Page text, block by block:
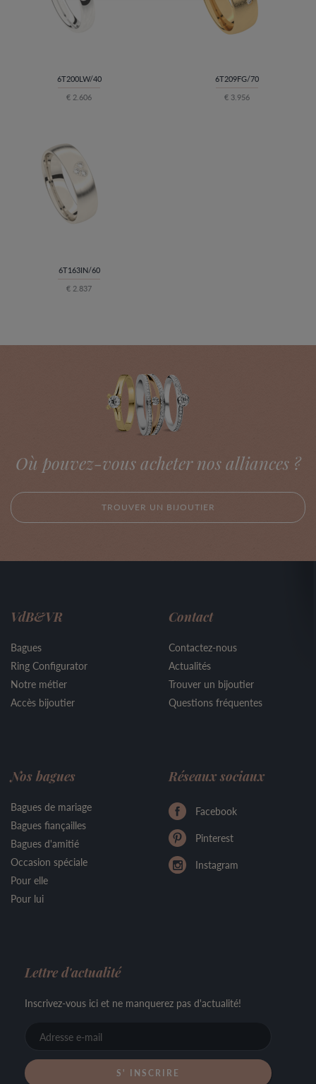
6T200LW/40
€ 2.606
6T209FG/70
€ 3.956
6T163IN/60
€ 2.837
Où pouvez-vous acheter nos alliances ?
TROUVER UN BIJOUTIER
VdB&VR
Bagues
Ring Configurator
Notre métier
Accès bijoutier
Contact
Contactez-nous
Actualités
Trouver un bijoutier
Questions fréquentes
Nos bagues
Bagues de mariage
Bagues fiançailles
Bagues d'amitié
Occasion spéciale
Pour elle
Pour lui
Réseaux sociaux
Facebook
Pinterest
Instagram
Lettre d'actualité
Inscrivez-vous ici et ne manquerez pas d'actualité!
mail